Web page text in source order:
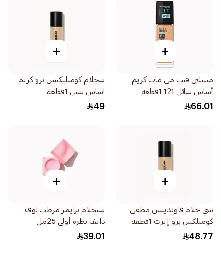
+
ميبيلين فيت مي مات كريم
أساس سائل 121 1قطعة
66.01
+
شجلام كومبليكشن برو كريم
اساس شيل 1قطعة
49
+
شي جلام فاونديشن مطفي
كومبلكس برو إيرث 1قطعة
48.77
+
شيجلام برايمر مرطب لوف
دايف نظرة أولى 25مل
39.01